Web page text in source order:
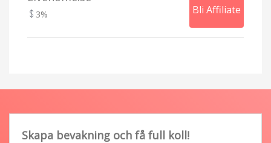
3% Bli Affiliate
Skapa bevakning och få full koll!